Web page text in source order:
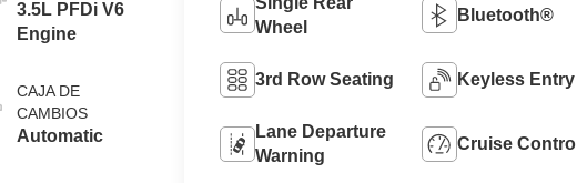
3.5L PFDi V6
Engine
CAJA DE
CAMBIOS
Automatic
Wheel
Bluetooth®
3rd Row Seating Keyless Entry
Lane Departure
Warning
Cruise Control